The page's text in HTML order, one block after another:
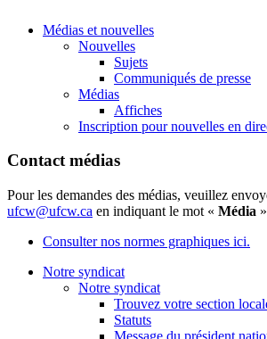
Médias et nouvelles
Nouvelles
Sujets
Communiqués de presse
Médias
Affiches
Inscription pour nouvelles en
Contact médias
Pour les demandes des médias, veuillez
ufcw@ufcw.ca en indiquant le mot « Média
Consulter nos normes graphiques ici.
Notre syndicat
Notre syndicat
Trouvez votre section
Statuts